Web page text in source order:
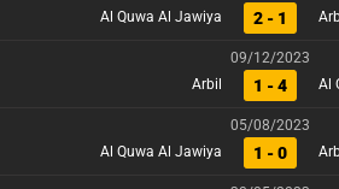
Al Quwa Al Jawiya
2 - 1
09/12/2023
Arbil
1 - 4 Al
05/08/2023
Al Quwa Al Jawiya
1 - 0